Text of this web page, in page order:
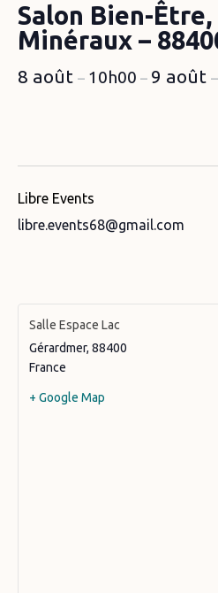
Salon Bien-
Minéraux –
8 août – 10h00 – 9 août –
Libre Events
libre.events68@gmail.com
Salle Espace Lac
Gérardmer, 88400
France
+ Google Map